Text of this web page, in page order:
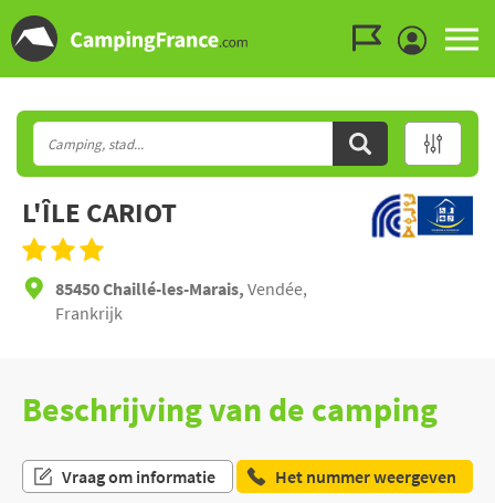
L'ÎLE CARIOT
85450 Chaillé-les-Marais, Vendée,
Frankrijk
Beschrijving van de camping
Vraag om informatie
Het nummer weergeven